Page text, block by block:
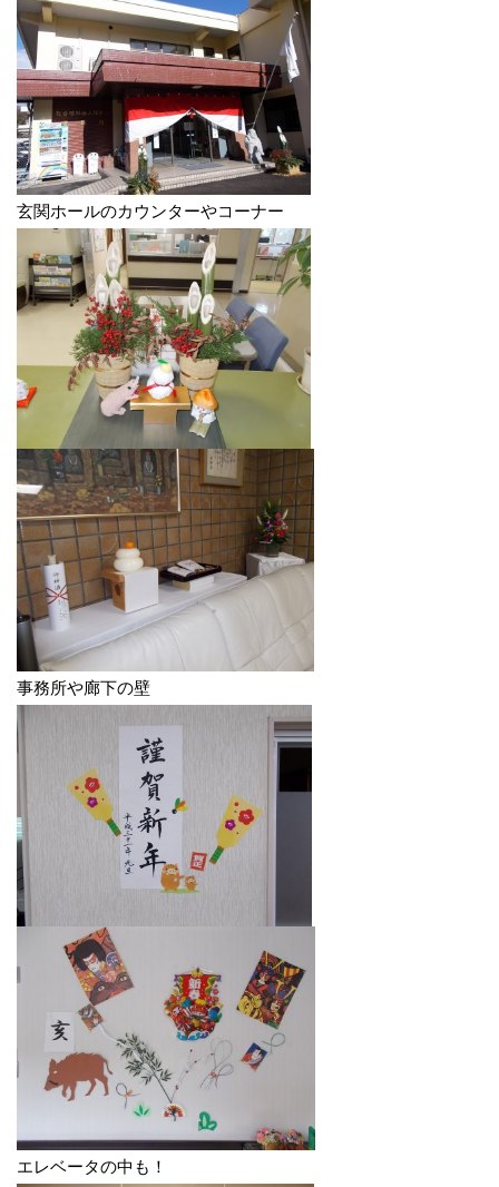
玄関ホールのカウンターやコーナー
事務所や廊下の壁
エレベータの中も！